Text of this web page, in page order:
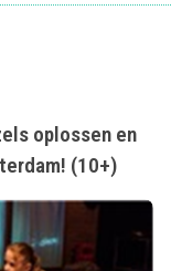
oplossen en
(10+)